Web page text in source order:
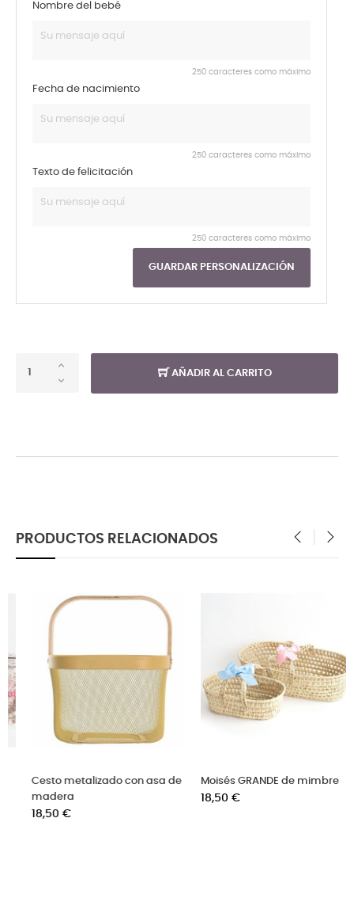
Nombre del bebé
250 caracteres como máximo
Fecha de nacimiento
250 caracteres como máximo
Texto de felicitación
250 caracteres como máximo
GUARDAR PERSONALIZACIÓN
AÑADIR AL CARRITO
PRODUCTOS RELACIONADOS
Moisés GRANDE de mimbre
Precio
18,50 €
Caja ecológica blanca
personalizada MEDIANA